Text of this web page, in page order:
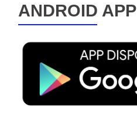
ANDROID APP